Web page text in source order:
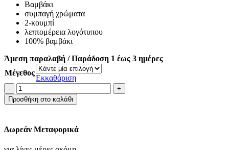
59.90€.είναι:
41.93€.
Βαμβάκι
συμπαγή χρώματα
2-κουμπί
λεπτομέρεια λογότυπου
100% βαμβάκι
Άμεση παραλαβή / Παράδοση 1 έως 3 ημέρες
Μέγεθος
Εκκαθάριση
βαμβακερό
μπλουζάκι
πόλο
λεπτομέρεια
με
Προσθήκη στο καλάθι
Δωρεάν Μεταφορικά